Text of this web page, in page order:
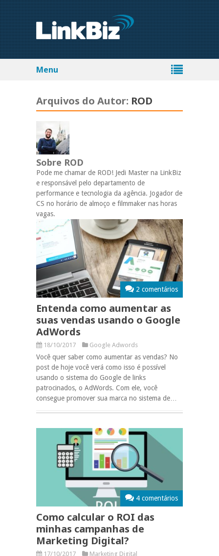
Menu
Arquivos do Autor: ROD
Sobre ROD
Pode me chamar de ROD! Jedi Master na LinkBiz
e responsável pelo departamento de
performance e tecnologia da agência. Jogador de
CS no horário de almoço e filmmaker nas horas
vagas.
2 comentários
Entenda como aumentar as
suas vendas usando o Google
AdWords
18/10/2017 Google Adwords
Você quer saber como aumentar as vendas? No
post de hoje você verá como isso é possível
usando o sistema do Google de links
patrocinados, o AdWords. Com ele, você
consegue promover sua marca no sistema de…
4 comentários
Como calcular o ROI das
minhas campanhas de
Marketing Digital?
17/10/2017 Marketing Digital